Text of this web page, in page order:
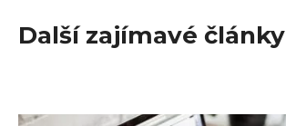
Další zajímavé články